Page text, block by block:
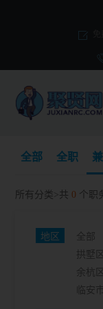
全部 全职
所有分类>共 0 个职
地区 全部
拱墅
余杭
临安